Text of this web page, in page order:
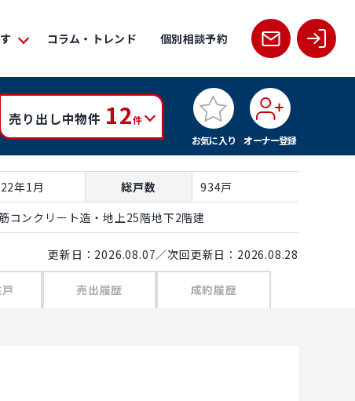
コラム・トレンド 個別相談予約
売り出し中物件 12件
お気に入り
オーナー登録
年1月 総戸数
934戸
コンクリート造・地上25階地下2階建
更新日：2026.08.07／次回更新日：2026.08.28
売出履歴 成約履歴